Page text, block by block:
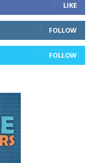
LIKE
FOLLOW
FOLLOW